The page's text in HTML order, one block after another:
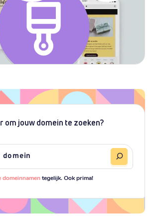
om jouw domein te zoeken?
domeinnamentegelijk. Ook prima!